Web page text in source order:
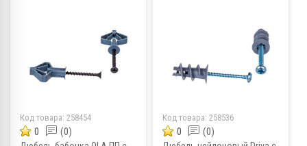
Код товара: 258454
0 (0)
Код товара: 258536
0 (0)